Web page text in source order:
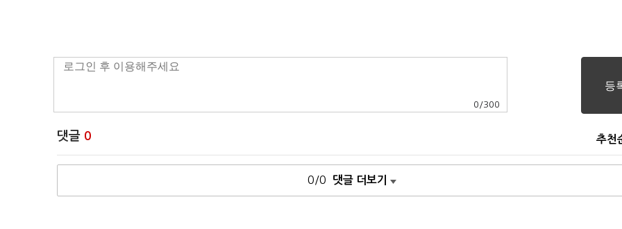
0 /300
댓글 0 추천
0/0 댓글 더보기